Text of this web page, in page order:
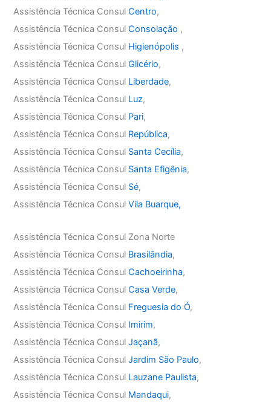
Assistência Técnica ConsulCentro,
Assistência Técnica ConsulConsolação ,
Assistência Técnica Consul Higienópolis ,
Assistência Técnica ConsulGlicério,
Assistência Técnica Consul Liberdade,
Assistência Técnica Consul Luz,
Assistência Técnica Consul Pari,
Assistência Técnica Consul República,
Assistência Técnica Consul Santa Cecília,
Assistência Técnica Consul Santa Efigênia,
Assistência Técnica Consul Sé,
Assistência Técnica ConsulVila Buarque,
Assistência Técnica Consul Zona Norte
Assistência Técnica Consul Brasilândia,
Assistência Técnica ConsulCachoeirinha,
Assistência Técnica ConsulCasa Verde,
Assistência Técnica Consul Freguesia do Ó,
Assistência Técnica Consul Imirim,
Assistência Técnica ConsulJaçanã,
Assistência Técnica ConsulJardim São Paulo,
Assistência Técnica Consul Lauzane Paulista,
Assistência Técnica Consul Mandaqui,